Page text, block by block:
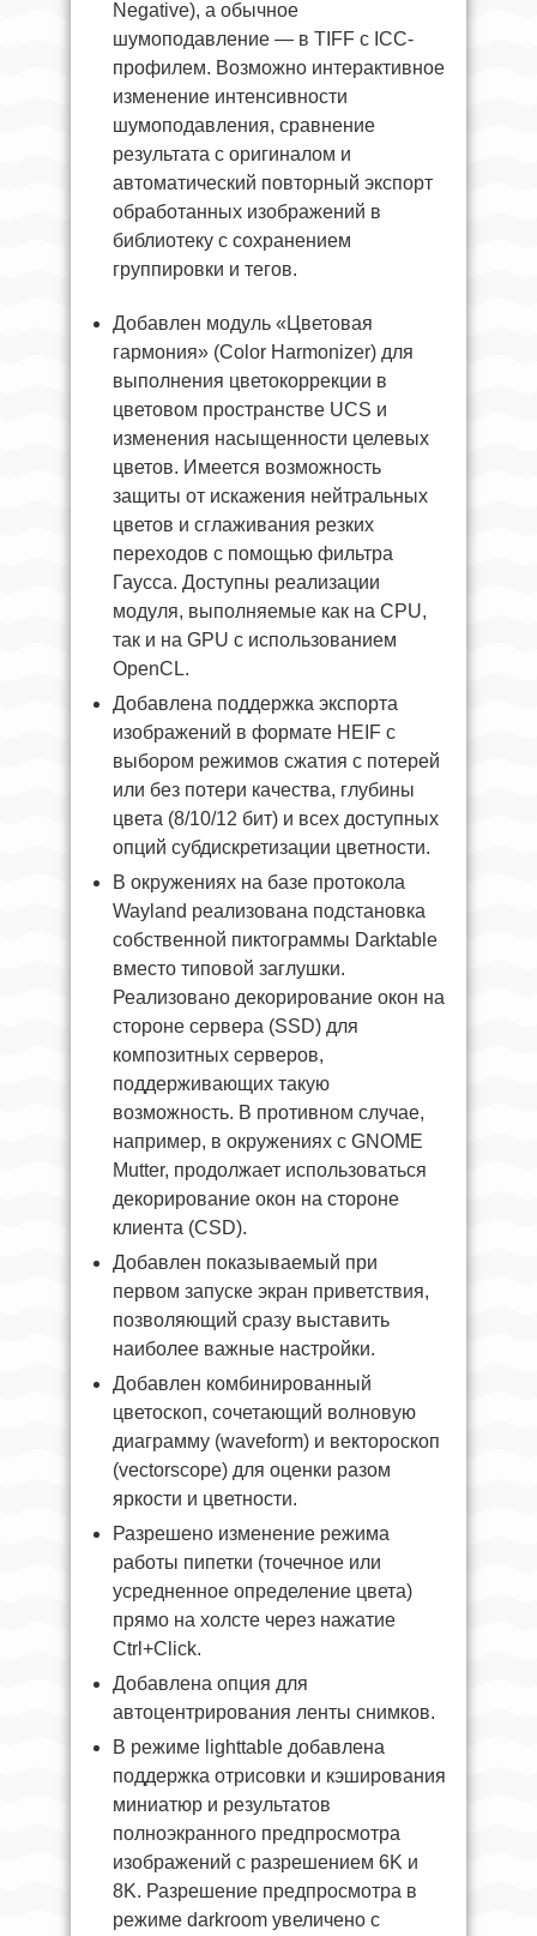
Negative), а обычное
шумоподавление — в TIFF с ICC-
профилем. Возможно интерактивное
изменение интенсивности
шумоподавления, сравнение
результата с оригиналом и
автоматический повторный экспорт
обработанных изображений в
библиотеку с сохранением
группировки и тегов.
Добавлен модуль «Цветовая
гармония» (Color Harmonizer) для
выполнения цветокоррекции в
цветовом пространстве UCS и
изменения насыщенности целевых
цветов. Имеется возможность
защиты от искажения нейтральных
цветов и сглаживания резких
переходов с помощью фильтра
Гаусса. Доступны реализации
модуля, выполняемые как на CPU,
так и на GPU с использованием
OpenCL.
Добавлена поддержка экспорта
изображений в формате HEIF с
выбором режимов сжатия с потерей
или без потери качества, глубины
цвета (8/10/12 бит) и всех доступных
опций субдискретизации цветности.
В окружениях на базе протокола
Wayland реализована подстановка
собственной пиктограммы Darktable
вместо типовой заглушки.
Реализовано декорирование окон на
стороне сервера (SSD) для
композитных серверов,
поддерживающих такую
возможность. В противном случае,
например, в окружениях с GNOME
Mutter, продолжает использоваться
декорирование окон на стороне
клиента (CSD).
Добавлен показываемый при
первом запуске экран приветствия,
позволяющий сразу выставить
наиболее важные настройки.
Добавлен комбинированный
цветоскоп, сочетающий волновую
диаграмму (waveform) и вектороскоп
(vectorscope) для оценки разом
яркости и цветности.
Разрешено изменение режима
работы пипетки (точечное или
усредненное определение цвета)
прямо на холсте через нажатие
Ctrl+Click.
Добавлена опция для
автоцентрирования ленты снимков.
В режиме lighttable добавлена
поддержка отрисовки и кэширования
миниатюр и результатов
полноэкранного предпросмотра
изображений с разрешением 6K и
8K. Разрешение предпросмотра в
режиме darkroom увеличено с